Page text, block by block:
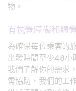
物。
有視覺障礙和聽
為確保每位乘客的
出發時間至少48小
我們了解你的需求
需協助，我們的工